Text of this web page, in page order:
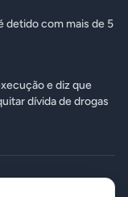
detido com mais de 5
e diz que
dívida de drogas
reservados.